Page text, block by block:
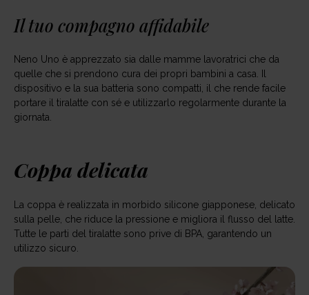
Il tuo compagno affidabile
Neno Uno è apprezzato sia dalle mamme lavoratrici che da
quelle che si prendono cura dei propri bambini a casa. Il
dispositivo e la sua batteria sono compatti, il che rende facile
portare il tiralatte con sé e utilizzarlo regolarmente durante la
giornata.
Coppa delicata
La coppa è realizzata in morbido silicone giapponese, delicato
sulla pelle, che riduce la pressione e migliora il flusso del latte.
Tutte le parti del tiralatte sono prive di BPA, garantendo un
utilizzo sicuro.